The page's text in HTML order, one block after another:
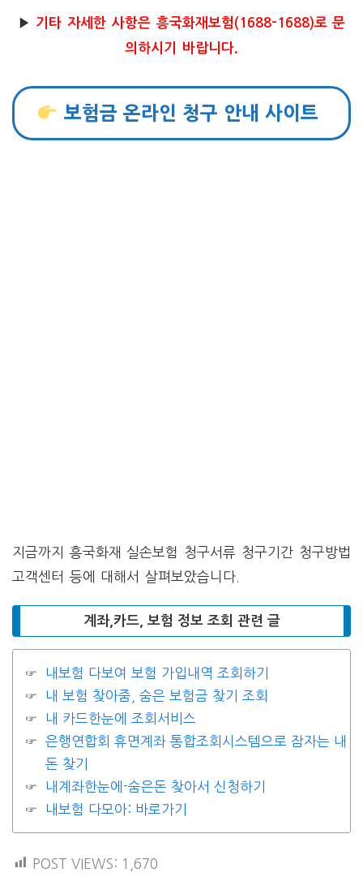
▶ 기타 자세한 사항은 흥국화재보험(1688-1688)로 문
의하시기 바랍니다.
보험금 온라인 청구 안내 사이트
지금까지 흥국화재 실손보험 청구서류 청구기간 청구방법
고객센터 등에 대해서 살펴보았습니다.
계좌,카드, 보험 정보 조회 관련 글
내보험 다보여 보험 가입내역 조회하기
내 보험 찾아줌, 숨은 보험금 찾기 조회
내 카드한눈에 조회서비스
은행연합회 휴면계좌 통합조회시스템으로 잠자는 내
돈 찾기
내계좌한눈에-숨은돈 찾아서 신청하기
내보험 다모아: 바로가기
POST VIEWS: 1,670